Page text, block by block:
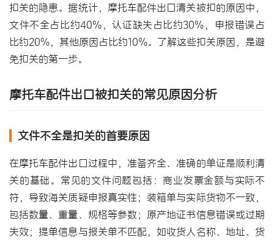
扣关的隐患。据统计，摩托车配件出口清关被扣的原因中，
文件不全占比约40%，认证缺失占比约30%，申报错误占
比约20%，其他原因占比约10%。了解这些扣关原因，是避
免扣关的第一步。
摩托车配件出口被扣关的常见原因分析
文件不全是扣关的首要原因
在摩托车配件出口过程中，准备齐全、准确的单证是顺利清
关的基础。常见的文件问题包括：商业发票金额与实际不
符，导致海关质疑申报真实性；装箱单与实际货物不一致，
包括数量、重量、规格等参数；原产地证书信息错误或过期
失效；提单信息与报关单不匹配，如收货人名称、地址、货